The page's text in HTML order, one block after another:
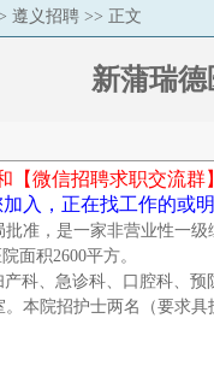
遵义招聘 >> 正文
新蒲瑞
【微信招聘求职交流群
加入，正在找工作的
准，是一家非营业性一级
面积2600平方。
科、急诊科、口腔科、
本院招护士两名（要求